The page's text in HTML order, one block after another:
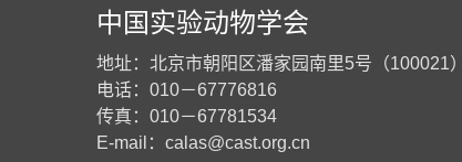
中国实验动物学会
地址：北京市朝阳区潘家园南里5号（100021）
电话：010－67776816
传真：010－67781534
E-mail： calas@cast.org.cn